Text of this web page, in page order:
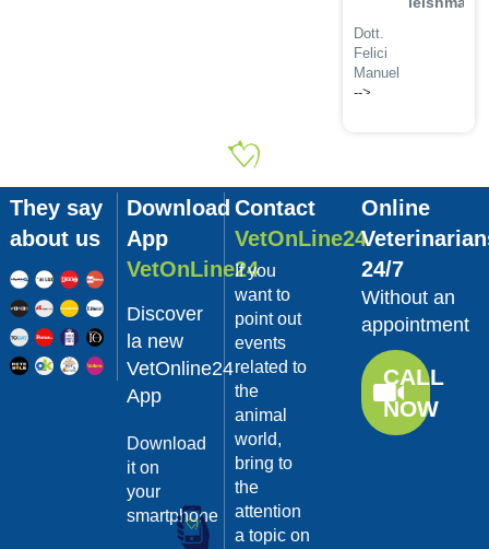
Dott.
Felici
Manuel
-->
Dott.
Domenico
Tomei
Guarda
Tumore
Dott.
They say
about us
Download
App
VetOnLine24
Discover
la new
VetOnline24
App
Download
it on
your
smartphone
Contact
VetOnLine24
If you
want to
point out
events
related to
the
animal
world,
bring to
the
attention
a topic on
Online
24/7
Without an
appointment
CALL
NOW